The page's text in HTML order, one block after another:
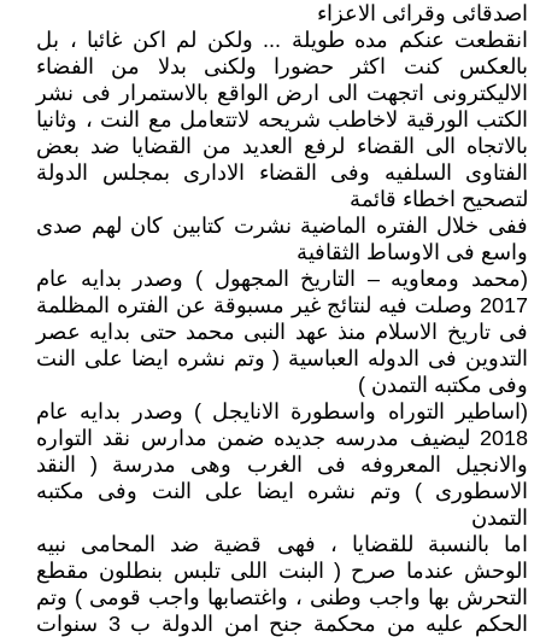
اصدقائى وقرائى الاعزاء
انقطعت عنكم مده طويلة ... ولكن لم اكن غائبا ، بل
بالعكس كنت اكثر حضورا ولكنى بدلا من الفضاء
الاليكترونى اتجهت الى ارض الواقع بالاستمرار فى نشر
الكتب الورقية لاخاطب شريحه لاتتعامل مع النت ، وثانيا
بالاتجاه الى القضاء لرفع العديد من القضايا ضد بعض
الفتاوى السلفيه وفى القضاء الادارى بمجلس الدولة
لتصحيح اخطاء قائمة
ففى خلال الفتره الماضية نشرت كتابين كان لهم صدى
واسع فى الاوساط الثقافية
(محمد ومعاويه – التاريخ المجهول ) وصدر بدايه عام
2017 وصلت فيه لنتائج غير مسبوقة عن الفتره المظلمة
فى تاريخ الاسلام منذ عهد النبى محمد حتى بدايه عصر
التدوين فى الدوله العباسية ( وتم نشره ايضا على النت
وفى مكتبه التمدن )
(اساطير التوراه واسطورة الانايجل ) وصدر بدايه عام
2018 ليضيف مدرسه جديده ضمن مدارس نقد التواره
والانجيل المعروفه فى الغرب وهى مدرسة ( النقد
الاسطورى ) وتم نشره ايضا على النت وفى مكتبه
التمدن
اما بالنسبة للقضايا ، فهى قضية ضد المحامى نبيه
الوحش عندما صرح ( البنت اللى تلبس بنطلون مقطع
التحرش بها واجب وطنى ، واغتصابها واجب قومى ) وتم
الحكم عليه من محكمة جنح امن الدولة ب 3 سنوات